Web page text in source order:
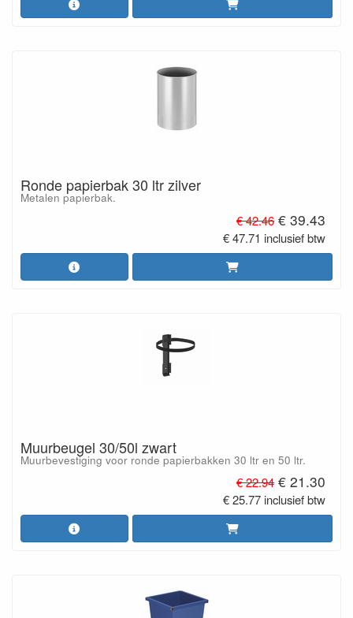
Ronde papierbak 30 ltr zilver
Metalen papierbak.
€ 42.46 € 39.43
€ 47.71 inclusief btw
Muurbeugel 30/50l zwart
Muurbevestiging voor ronde papierbakken 30 ltr en 50 ltr.
€ 22.94 € 21.30
€ 25.77 inclusief btw